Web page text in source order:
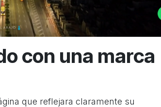
con una marca
que reflejara claramente su